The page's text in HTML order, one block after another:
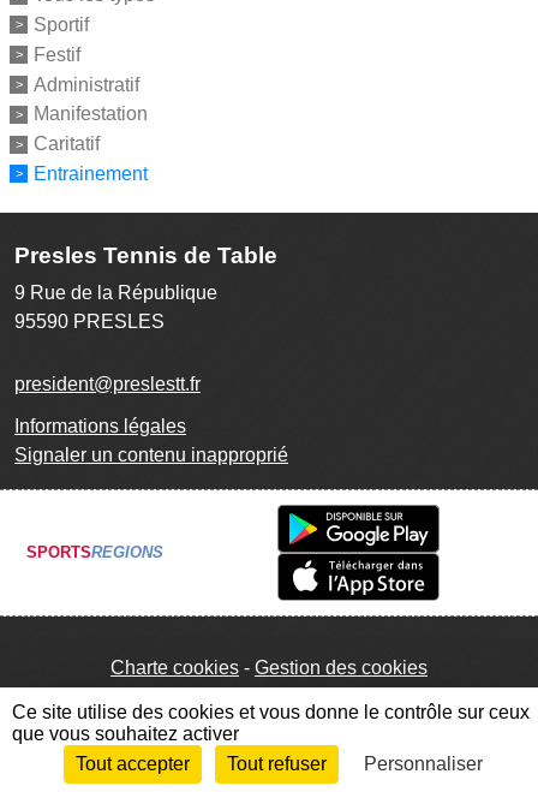
Sportif
Festif
Administratif
Manifestation
Caritatif
Entrainement
Presles Tennis de Table
9 Rue de la République
95590 PRESLES
president@preslestt.fr
Informations légales
Signaler un contenu inapproprié
SPORTSREGIONS
Charte cookies Gestion des cookies
Envie de participer ? Connexion
Ce site utilise des cookies et vous donne le contrôle sur ceux
que vous souhaitez activer
Tout accepter
Tout refuser Personnaliser